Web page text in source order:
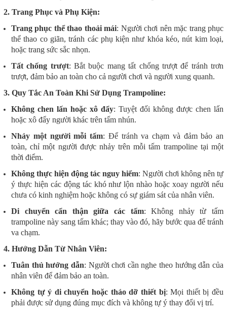
2. Trang Phục và Phụ Kiện:
Trang phục thể thao thoải mái: Người chơi nên mặc trang phục
thể thao co giãn, tránh các phụ kiện như khóa kéo, nút kim loại,
hoặc trang sức sắc nhọn.
Tất chống trượt: Bắt buộc mang tất chống trượt để tránh trơn
trượt, đảm bảo an toàn cho cả người chơi và người xung quanh.
3. Quy Tắc An Toàn Khi Sử Dụng Trampoline:
Không chen lấn hoặc xô đẩy: Tuyệt đối không được chen lấn
hoặc xô đẩy người khác trên tấm nhún.
Nhảy một người mỗi tấm: Để tránh va chạm và đảm bảo an
toàn, chỉ một người được nhảy trên mỗi tấm trampoline tại một
thời điểm.
Không thực hiện động tác nguy hiểm: Người chơi không nên tự
ý thực hiện các động tác khó như lộn nhào hoặc xoay người nếu
chưa có kinh nghiệm hoặc không có sự giám sát của nhân viên.
Di chuyển cẩn thận giữa các tấm: Không nhảy từ tấm
trampoline này sang tấm khác; thay vào đó, hãy bước qua để tránh
va chạm.
4. Hướng Dẫn Từ Nhân Viên:
Tuân thủ hướng dẫn: Người chơi cần nghe theo hướng dẫn của
nhân viên để đảm bảo an toàn.
Không tự ý di chuyển hoặc tháo dỡ thiết bị: Mọi thiết bị đều
phải được sử dụng đúng mục đích và không tự ý thay đổi vị trí.